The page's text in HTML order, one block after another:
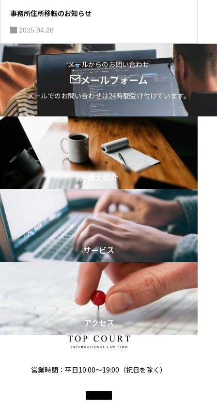
事務所住所移転のお知らせ
2025.04.28
メールからのお問い合わせ
メールフォーム
メールでのお問い合わせは24時間受け付けています。
弁護士紹介
サービス
アクセス
営業時間：平日10:00～19:00（祝日を除く）